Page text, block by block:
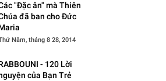
"Đặc ân" mà Thiên
đã ban cho Đức
Năm, tháng 8 28, 2014
- 120 Lời
của Bạn Trẻ